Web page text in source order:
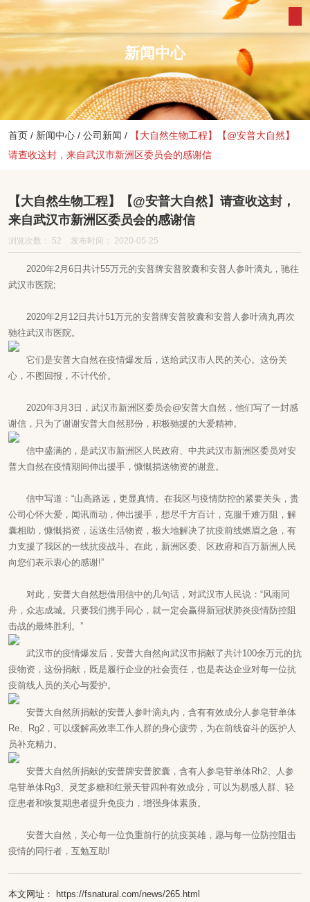
新闻中心
首页 / 新闻中心 / 公司新闻 /
【大自然生物工程】【@安普大自然】
请查收这封，来自武汉市新洲区委员会的感谢信
【大自然生物工程】【@安普大自然】请查收这封，
来自武汉市新洲区委员会的感谢信
浏览次数： 52 发布时间： 2020-05-25
2020年2月6日共计55万元的安普牌安普胶囊和安普人参叶滴丸，驰往
武汉市医院;
2020年2月12日共计51万元的安普牌安普胶囊和安普人参叶滴丸再次
驰往武汉市医院。
它们是安普大自然在疫情爆发后，送给武汉市人民的关心。这份关
心，不图回报，不计代价。
2020年3月3日，武汉市新洲区委员会@安普大自然，他们写了一封感
谢信，只为了谢谢安普大自然那份，积极驰援的大爱精神。
信中盛满的，是武汉市新洲区人民政府、中共武汉市新洲区委员对安
普大自然在疫情期间伸出援手，慷慨捐送物资的谢意。
信中写道：“山高路远，更显真情。在我区与疫情防控的紧要关头，贵
公司心怀大爱，闻讯而动，伸出援手，想尽千方百计，克服千难万阻，解
囊相助，慷慨捐资，运送生活物资，极大地解决了抗疫前线燃眉之急，有
力支援了我区的一线抗疫战斗。在此，新洲区委、区政府和百万新洲人民
向您们表示衷心的感谢!”
对此，安普大自然想借用信中的几句话，对武汉市人民说：“风雨同
舟，众志成城。只要我们携手同心，就一定会赢得新冠状肺炎疫情防控阻
击战的最终胜利。”
武汉市的疫情爆发后，安普大自然向武汉市捐献了共计100余万元的抗
疫物资，这份捐献，既是履行企业的社会责任，也是表达企业对每一位抗
疫前线人员的关心与爱护。
安普大自然所捐献的安普人参叶滴丸内，含有有效成分 人参皂苷单体
Re、Rg2，可以缓解高效率工作人群的身心疲劳，为在前线奋斗的医护人
员补充精力。
安普大自然所捐献的安普牌安普胶囊，含有人参皂苷单体Rh2、人参
皂苷单体Rg3、灵芝多糖和红景天苷四种有效成分，可以为易感人群、轻
症患者和恢复期患者提升免疫力，增强身体素质。
安普大自然，关心每一位负重前行的抗疫英雄，愿与每一位防控阻击
疫情的同行者，互勉互助!
本文网址： https://fsnatural.com/news/265.html